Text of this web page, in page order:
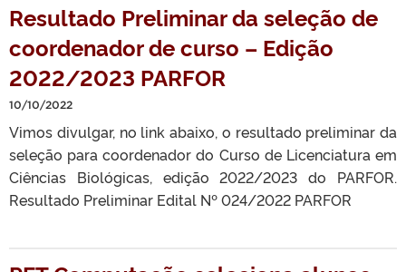
Resultado Preliminar da seleção de
coordenador de curso – Edição
2022/2023 PARFOR
10/10/2022
Vimos divulgar, no link abaixo, o resultado preliminar da
seleção para coordenador do Curso de Licenciatura em
Ciências Biológicas, edição 2022/2023 do PARFOR.
Resultado Preliminar Edital Nº 024/2022 PARFOR